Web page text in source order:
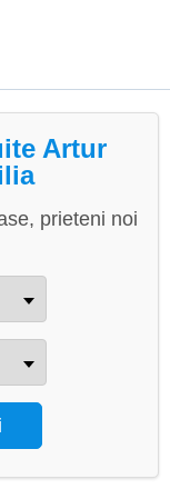
Artur
prieteni noi